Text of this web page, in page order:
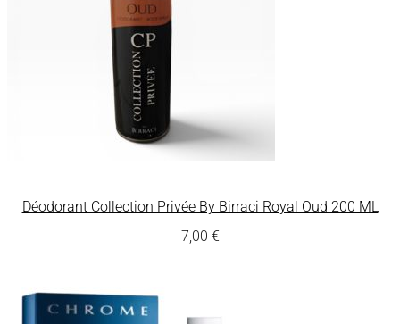
Déodorant Collection Privée By Birraci Royal Oud 200 ML
7,00 €